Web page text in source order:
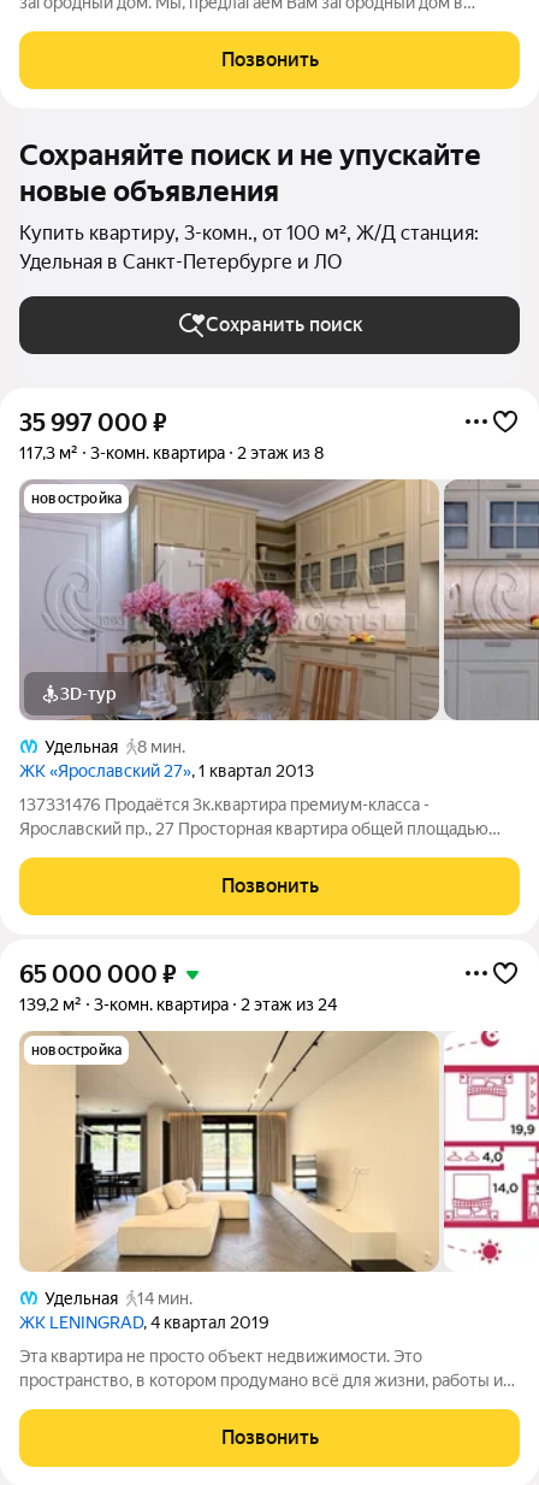
спальных районов Санкт-Петербурга. Что получит Покупатель
воспользовавшись нашим предложением:
Позвонить
Сохраняйте поиск и не упускайте
новые объявления
Купить квартиру, 3-комн., от 100 м², Ж/Д станция:
Удельная в Санкт-Петербурге и ЛО
Сохранить поиск
35 997 000 ₽
117,3 м² 3-комн. квартира 2 этаж из 8
новостройка
3D-тур
Удельная
8 мин.
ЖК «Ярославский 27», 1 квартал 2013
137331476 Продаётся 3к.квартира премиум-класса -
Ярославский пр., 27 Просторная квартира общей площадью
изолированными комнатами обеспечивает удобное
распределение пространства: приватные
Позвонить
65 000 000 ₽
139,2 м² 3-комн. квартира 2 этаж из 24
новостройка
Удельная
14 мин.
ЖК LENINGRAD, 4 квартал 2019
Эта квартира не просто объект недвижимости. Это
пространство, в котором продумано всё для жизни, работы и
вашему времени и привычкам. О квартире: Общая площадь:
139,2 м. Жилая: 47,1 м. Этаж: 2 из
Позвонить